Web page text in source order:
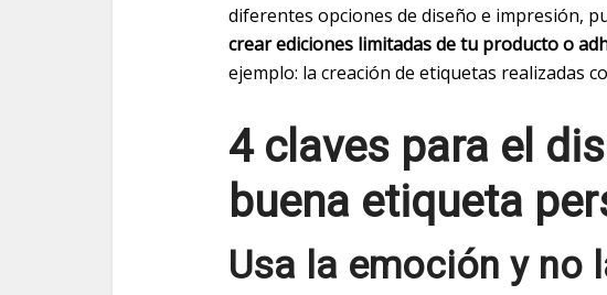
diferentes opciones de diseño e impresión,
crear ediciones limitadas de tu producto o
ejemplo: la creación de etiquetas realizadas
4 claves para el
buena etiqueta
Usa la emoción y no